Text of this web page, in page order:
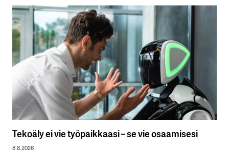
Tekoäly ei vie työpaikkaasi – se vie osaamisesi
8.8.2026